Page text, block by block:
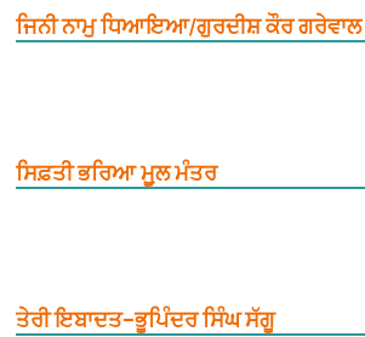
ਜਿਨੀ ਨਾਮੁ ਧਿਆਇਆ/ਗੁਰਦੀਸ਼ ਕੌਰ ਗਰੇਵਾਲ
ਸਿਫ਼ਤੀ ਭਰਿਆ ਮੂ਼ਲ ਮੰਤਰ
ਤੇਰੀ ਇਬਾਦਤ–ਭੂਪਿੰਦਰ ਸਿੰਘ ਸੱਗੂ